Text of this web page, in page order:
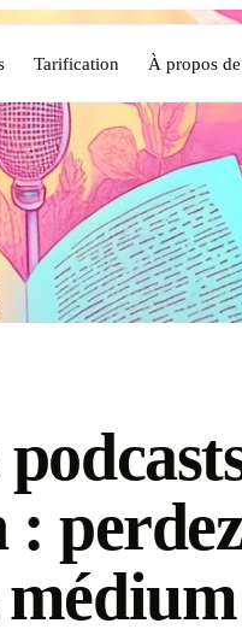
Tarification À propos
médium